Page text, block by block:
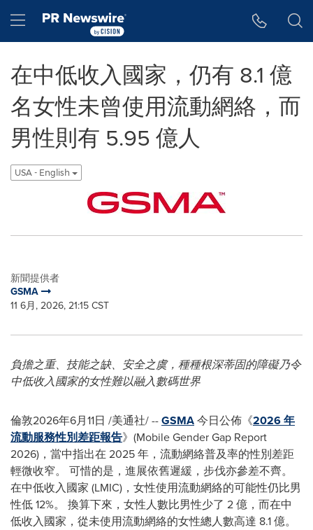
Hamburger menu
在中低收入國家，仍有 8.1 億
名女性未曾使用流動網絡，而
男性則有 5.95 億人
USA - English
新聞提供者
GSMA
11 6月, 2026, 21:15 CST
負擔之重、技能之缺、安全之虞，種種根深蒂固的障礙乃令
中低收入國家的女性難以融入數碼世界
倫敦2026年6月11日 /美通社/ --GSMA今日公佈《2026 年
流動服務性別差距報告》(Mobile Gender Gap Report
2026)，當中指出在 2025 年，流動網絡普及率的性別差距
輕微收窄。 可惜的是，進展依舊遲緩，步伐亦參差不齊。
在中低收入國家 (LMIC)，女性使用流動網絡的可能性仍比男
性低 12%。 換算下來，女性人數比男性少了 2 億，而在中
低收入國家，從未使用流動網絡的女性總人數高達 8.1 億。